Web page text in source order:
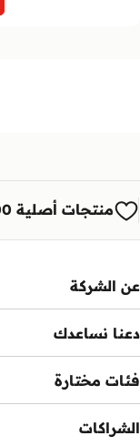
منتجات أصلية 100%
عن الشركة
دعنا نساعدك
فئات مختارة
الشراكات